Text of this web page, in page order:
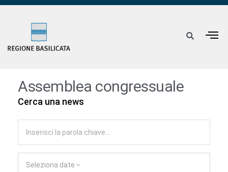
Assemblea congressuale
Cerca una news
Seleziona date